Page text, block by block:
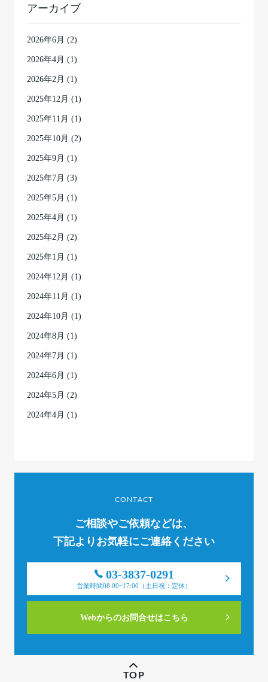
アーカイブ
2026年6月 (2)
2026年4月 (1)
2026年2月 (1)
2025年12月 (1)
2025年11月 (1)
2025年10月 (2)
2025年9月 (1)
2025年7月 (3)
2025年5月 (1)
2025年4月 (1)
2025年2月 (2)
2025年1月 (1)
2024年12月 (1)
2024年11月 (1)
2024年10月 (1)
2024年8月 (1)
2024年7月 (1)
2024年6月 (1)
2024年5月 (2)
2024年4月 (1)
CONTACT
ご相談やご依頼などは、
下記よりお気軽にご連絡ください
03-3837-0291
営業時間08:00~17:00（土日祝：定休）
Webからのお問合せはこちら
TOP